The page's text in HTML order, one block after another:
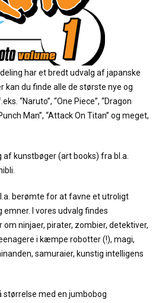
har et bredt udvalg af japanske
kan du finde alle de største nye og
“Naruto”, “One Piece”, “Dragon
Man”, “Attack On Titan” og meget,
kunstbøger (art books) fra bl.a.
berømte for at favne et utroligt
I vores udvalg findes
ninjaer, pirater, zombier, detektiver,
i kæmpe robotter (!), magi,
samuraier, kunstig intelligens
størrelse med en jumbobog